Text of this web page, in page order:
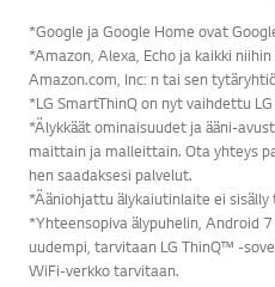
*Google ja Google Home ovat
*Amazon, Alexa, Echo ja kaikki
Amazon.com, Inc: n tai sen
*LG SmartThinQ on nyt vaihdettu LG
*Älykkäät ominaisuudet ja ääni-
maittain ja malleittain. Ota yhteys
hen saadaksesi palvelut.
*Ääniohjattu älykaiutinlaite ei sisälly
*Yhteensopiva älypuhelin, Android
uudempi, tarvitaan LG ThinQ™ -
WiFi-verkko tarvitaan.